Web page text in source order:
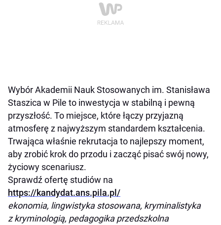
Wybór Akademii Nauk Stosowanych im. Stanisława
Staszica w Pile to inwestycja w stabilną i pewną
przyszłość. To miejsce, które łączy przyjazną
atmosferę z najwyższym standardem kształcenia.
Trwająca właśnie rekrutacja to najlepszy moment,
aby zrobić krok do przodu i zacząć pisać swój nowy,
życiowy scenariusz.
Sprawdź ofertę studiów na
https://kandydat.ans.pila.pl/
ekonomia, lingwistyka stosowana, kryminalistyka
z kryminologią, pedagogika przedszkolna